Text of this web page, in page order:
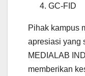
GC-FID
Pihak kampus
apresiasi yang
MEDIALAB
memberikan